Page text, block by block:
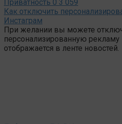
Приватность 0 3 059
Как отключить
Инстаграм
При желании вы можете
персонализированную рекламу
отображается в ленте новостей.